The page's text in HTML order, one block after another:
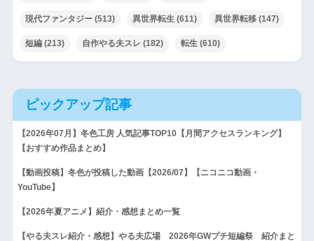
現代ファンタジー(513) 異世界転生(611) 異世界転移(147)
短編(213) 自作やる夫スレ (182) 転生(610)
ピックアップ記事
【2026年07月】冬色工房 人気記事TOP10【月間アクセスランキング】
【おすすめ作品まとめ】
【動画投稿】冬色が投稿した動画【2026/07】【ニコニコ動画・
YouTube】
【2026年夏アニメ】紹介・感想まとめ一覧
【やる夫スレ紹介・感想】やる夫広場 2026年GWプチ短編祭 紹介まと